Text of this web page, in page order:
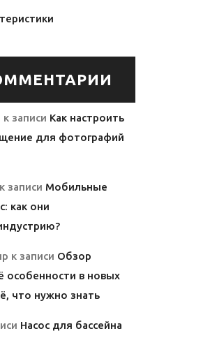
к записи Как настроить
для фотографий
к записи Мобильные
как они
к записи Обзор
особенности в новых
что нужно знать
Насос для бассейна